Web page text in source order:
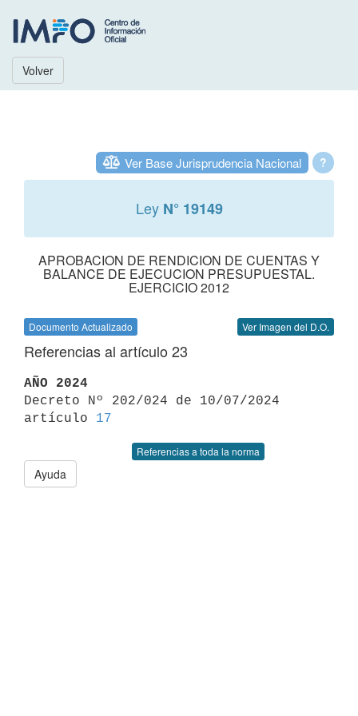
Volver
?
Ver Base Jurisprudencia Nacional
Ley N° 19149
APROBACION DE RENDICION DE CUENTAS Y
BALANCE DE EJECUCION PRESUPUESTAL.
EJERCICIO 2012
Documento Actualizado Ver Imagen del D.O.
Referencias al artículo 23
AÑO 2024
Decreto Nº 202/024 de 10/07/2024
artículo 17
Referencias a toda la norma
Ayuda